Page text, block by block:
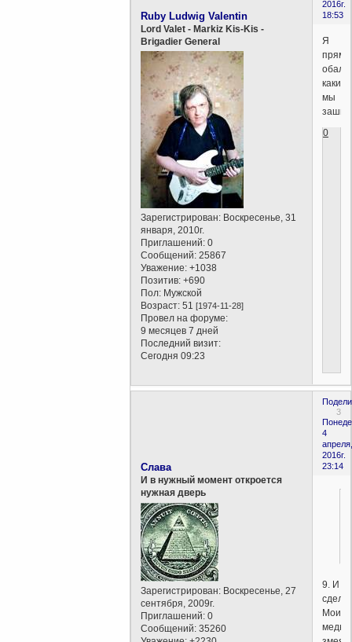
2016г.
18:53
Ruby Ludwig Valentin
Lord Valet - Markiz Kis-Kis -
Brigadier General
Зарегистрирован: Воскресенье, 31
января, 2010г.
Приглашений: 0
Сообщений: 25867
Уважение: +1038
Позитив: +690
Пол: Мужской
Возраст: 51[1974-11-28]
Провел на форуме:
9 месяцев 7 дней
Последний визит:
Сегодня 09:23
Я
прямо
какие
мы
0
3
4
апреля,
2016г.
23:14
Слава
И в нужный момент откроется
нужная дверь
Зарегистрирован: Воскресенье, 27
сентября, 2009г.
Приглашений: 0
Сообщений: 35260
9. И